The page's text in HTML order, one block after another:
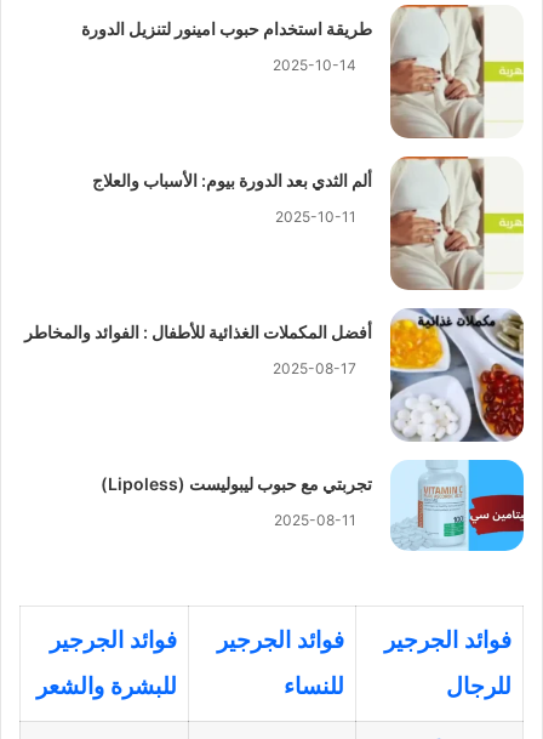
طريقة استخدام حبوب امينور لتنزيل الدورة
2025-10-14
ألم الثدي بعد الدورة بيوم: الأسباب والعلاج
2025-10-11
أفضل المكملات الغذائية للأطفال : الفوائد والمخاطر
2025-08-17
تجربتي مع حبوب ليبوليست (Lipoless)
2025-08-11
فوائد الجرجير
للرجال
فوائد الجرجير
للنساء
فوائد الجرجير
للبشرة والشعر